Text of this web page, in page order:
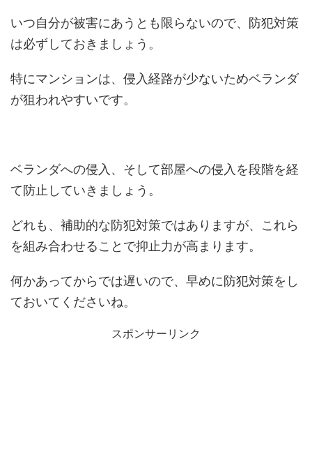
いつ自分が被害にあうとも限らないので、防犯対策
は必ずしておきましょう。
特にマンションは、侵入経路が少ないためベランダ
が狙われやすいです。
ベランダへの侵入、そして部屋への侵入を段階を経
て防止していきましょう。
どれも、補助的な防犯対策ではありますが、これら
を組み合わせることで抑止力が高まります。
何かあってからでは遅いので、早めに防犯対策をし
ておいてくださいね。
スポンサーリンク